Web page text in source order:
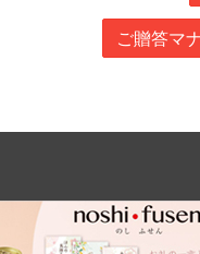
ご贈答マ